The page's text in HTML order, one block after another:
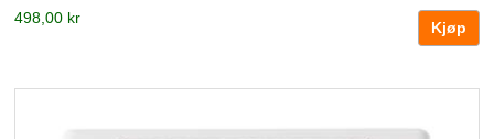
498,00 kr